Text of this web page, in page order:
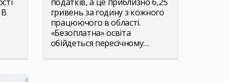
гривень за годину з кожного
працюючого в області.
«Безоплатна» освіта
обійдеться пересічному…